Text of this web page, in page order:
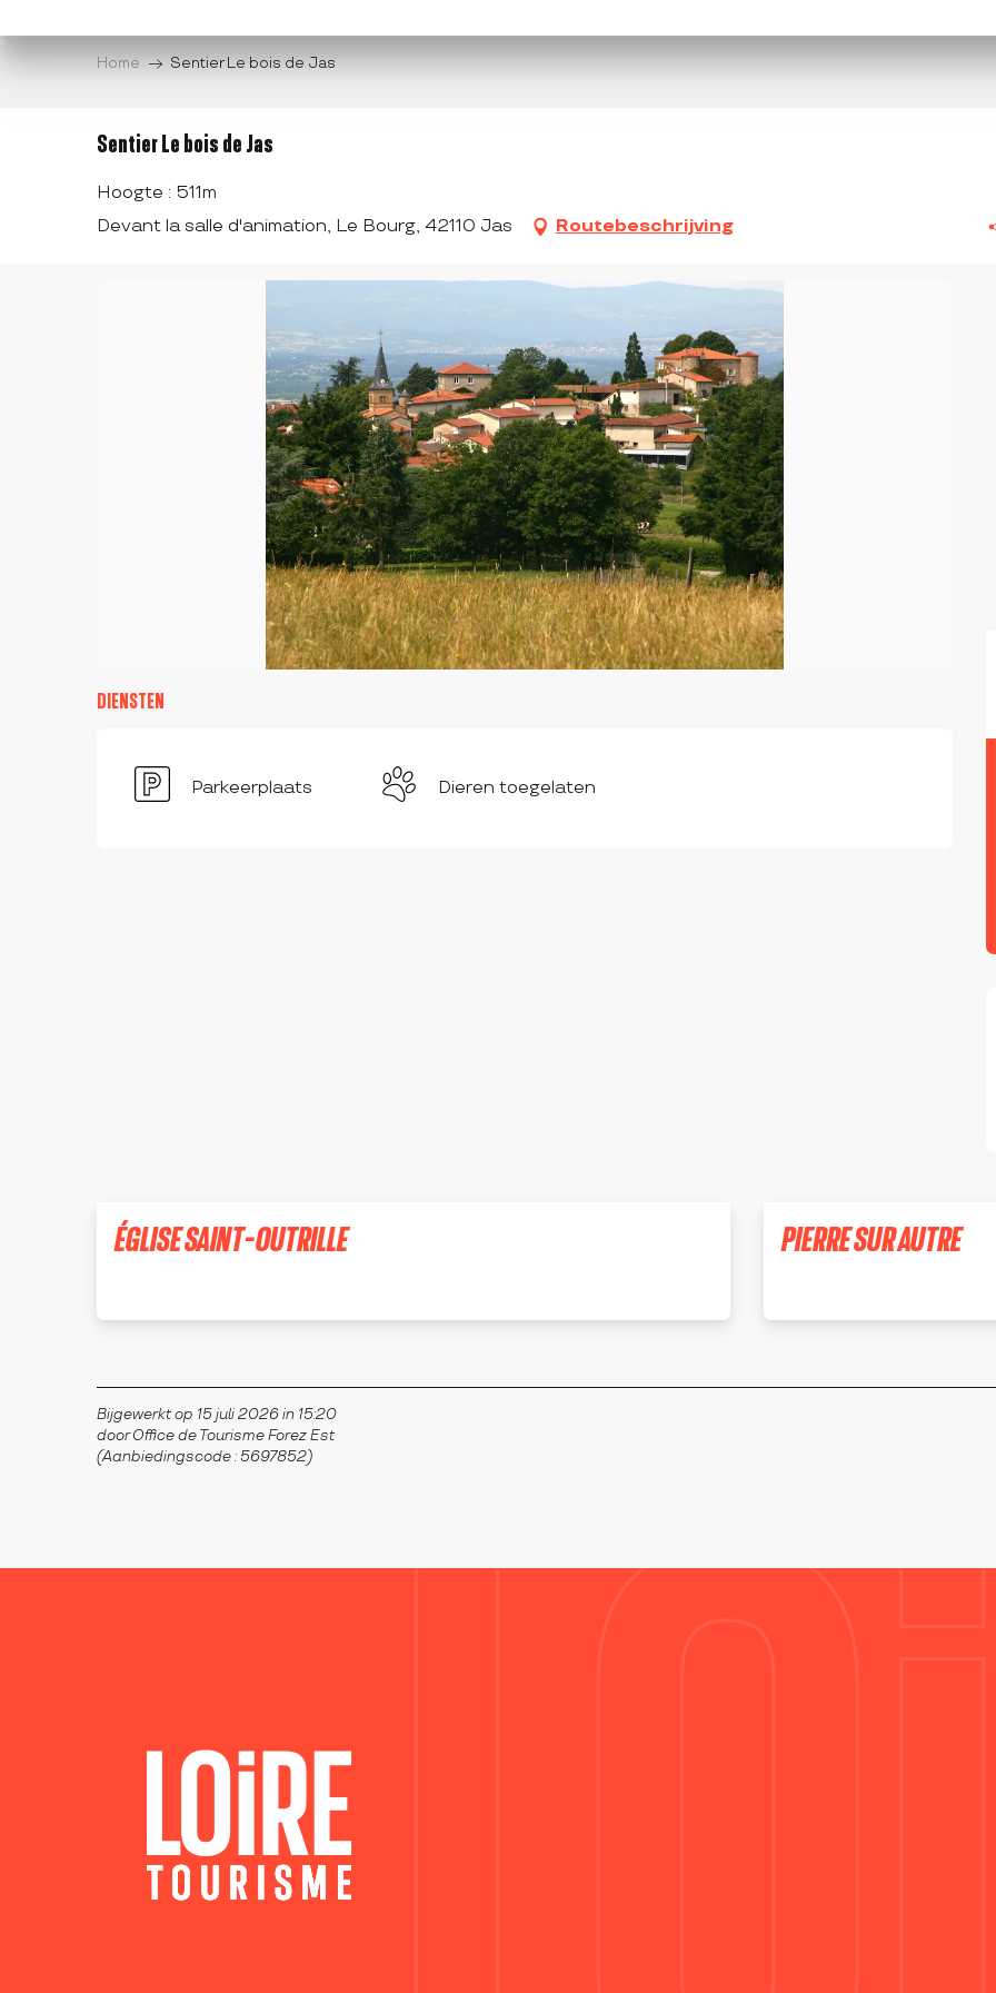
au
Home Sentier Le bois de Jas
Sentier Le bois de Jas
Hoogte : 511m
Devant la salle d'animation, Le Bourg, 42110 Jas
Routebeschrijving
DIENSTEN
Parkeerplaats Dieren toegelaten
ÉGLISE SAINT-OUTRILLE PIERRE SUR AUTRE
Bijgewerkt op 15 juli 2026 in 15:20
door Office de Tourisme Forez Est
(Aanbiedingscode : 5697852)